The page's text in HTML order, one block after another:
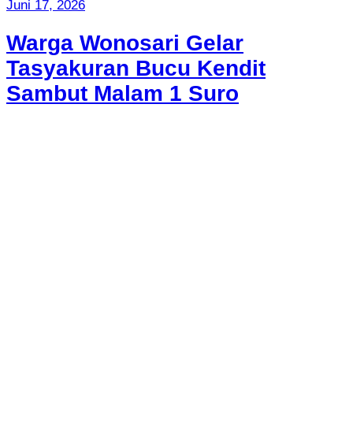
Juni 17, 2026
Warga Wonosari Gelar
Tasyakuran Bucu Kendit
Sambut Malam 1 Suro